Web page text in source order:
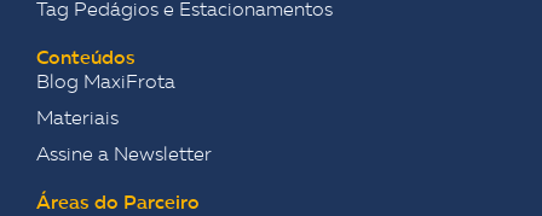
Tag Pedágios e Estacionamentos
Conteúdos
Blog MaxiFrota
Materiais
Assine a Newsletter
Áreas do Parceiro